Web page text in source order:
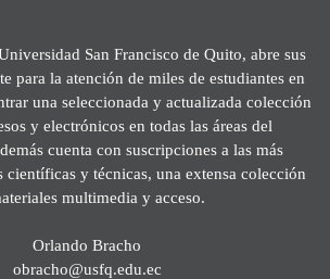
San Francisco de Quito, abre sus
para la atención de miles de estudiantes en
una seleccionada y actualizada colección
y electrónicos en todas las áreas del
cuenta con suscripciones a las más
científicas y técnicas, una extensa colección
multimedia y acceso.
Orlando Bracho
obracho@usfq.edu.ec